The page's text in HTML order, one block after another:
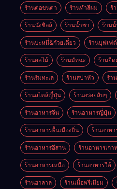
ร้านต่อขนตา ร้านทำสีผม ร้
ร้านนั่งชิลล์ ร้านน้ำชา ร้าน
ร้านบะหมี่&ก๋วยเตี๋ยว ร้านบุฟเฟต์
ร้านผลไม้ ร้านมัทฉะ ร้านยืด
ร้านริมทะเล ร้านสปาหัว ร้า
ร้านสไตล์ญี่ปุ่น ร้านอร่อยลับๆ
ร้านอาหารจีน ร้านอาหารญี่ปุ่น
ร้านอาหารพื้นเมืองถิ่น ร้านอาหา
ร้านอาหารอีสาน ร้านอาหารเกา
ร้านอาหารเหนือ ร้านอาหารใต้
ร้านฮาลาล ร้านเนื้อพรีเมียม